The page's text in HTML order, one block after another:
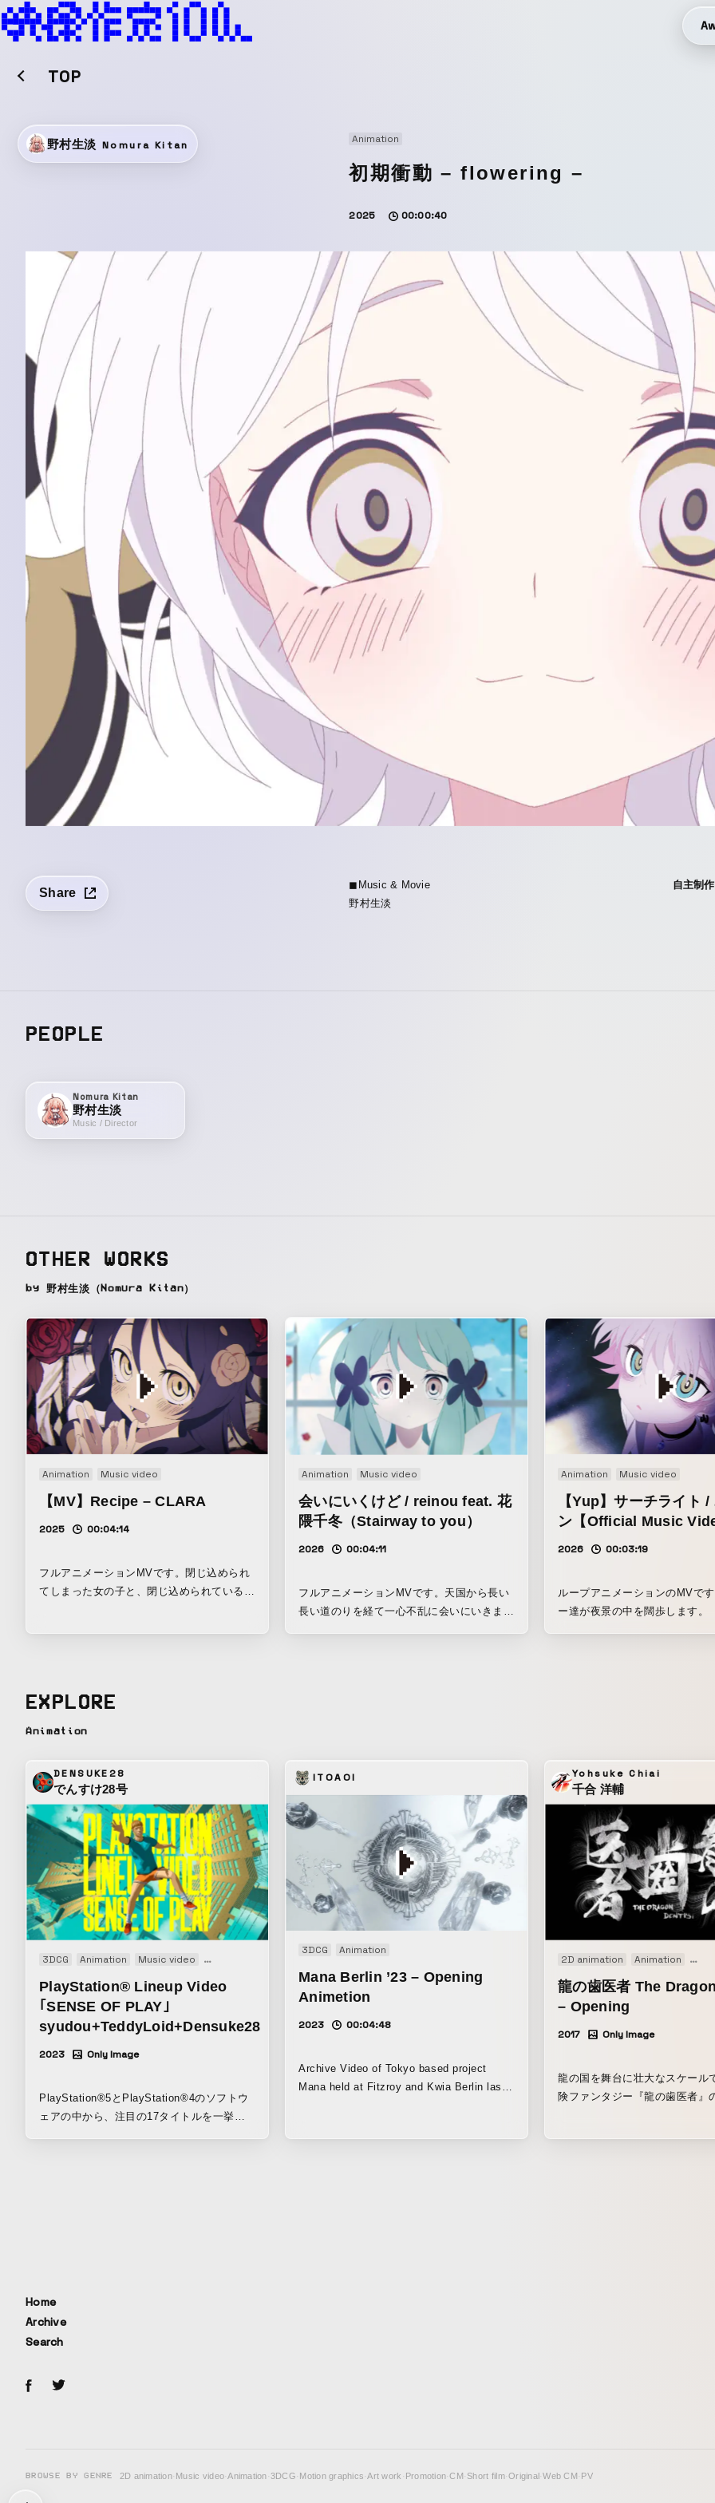
TOP
野村生淡 Nomura Kitan Animation
初期衝動 – flowering –
2025 00:00:40
Share
◼︎Music & Movie
野村生淡
自主制
PEOPLE
Nomura Kitan
野村生淡
Music / Director
OTHER WORKS
by 野村生淡（Nomura Kitan）
Animation Music video
【MV】Recipe – CLARA
2025 00:04:14
フルアニメーションMVです。閉じ込められ
てしまった女の子と、閉じ込められている男
Animation Music video
会いにいくけど / reinou feat. 花
隈千冬（Stairway to you）
2026 00:04:11
フルアニメーションMVです。天国から長い
長い道のりを経て一心不乱に会いにいきま
Animation Music video
【Yup】サーチライト
ン【Official Music
2026 00:03:19
ループアニメーションのMVで
ー達が夜景の中を闊歩します。
EXPLORE
Animation
でんすけ28号
DENSUKE28
3DCG Animation Music video Promotion
PlayStation® Lineup Video
｢SENSE OF PLAY｣
syudou+TeddyLoid+Densuke28
2023 Only Image
PlayStation®5とPlayStation®4のソフトウ
ェアの中から、注目の17タイトルを一挙に
ITOAOI
3DCG Animation
Mana Berlin ’23 – Opening
Animetion
2023 00:04:48
Archive Video of Tokyo based project
Mana held at Fitzroy and Kwia Berlin last
kaki(JP) Europe(DE) t0ni(IT)
千合 洋輔
Yohsuke Chiai
2D animation Animation
龍の歯医者 The
– Opening
2017 Only Image
龍の国を舞台に壮大なスケール
険ファンタジー『龍の歯医者』
Home
Archive
Search
BROWSE BY GENRE 2D animation· Music video·Animation·3DCG· Motion graphics·Art work · Promotion·CM· Short film·Original ·Web CM· PV